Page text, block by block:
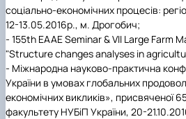
соціально-економічних процесів:
12-13.05.2016р., м. Дрогобич;
- 155th EAAE Seminar & VII Large Farm
"Structure changes analyses in
- Міжнародна науково-практична
України в умовах глобальних
економічних викликів», присвяченої
факультету НУБіП України, 20-